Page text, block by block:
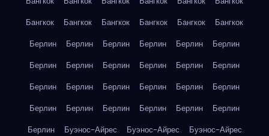
Бангкок
Бангкок Бангкок Бангкок Бангкок
Бангкок
Берлин
Берлин Берлин Берлин Берлин
Берлин
Берлин
Берлин Берлин Берлин Берлин
Берлин
Берлин
Берлин Берлин Берлин Берлин
Берлин
Берлин
Берлин Берлин Берлин Берлин
Берлин
Берлин
Буэнос-Айрес Буэнос-Айрес
Буэнос-Айрес